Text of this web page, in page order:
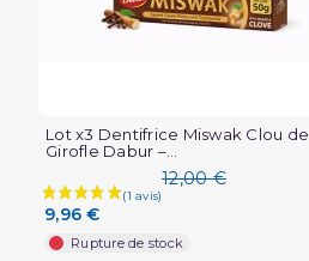
Lot x3 Dentifrice Miswak Clou de
Girofle Dabur –...
12,00 €
9,96 €
Rupture de stock